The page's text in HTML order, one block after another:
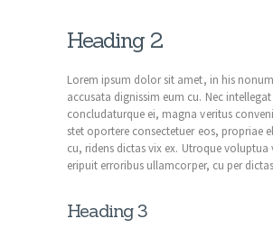
Heading 2
Lorem ipsum dolor sit amet, in his
accusata dignissim eum cu. Nec
concludaturque ei, magna veritus
stet oportere consectetuer eos, propriae
cu, ridens dictas vix ex. Utroque voluptua
eripuit erroribus ullamcorper, cu per
Heading 3